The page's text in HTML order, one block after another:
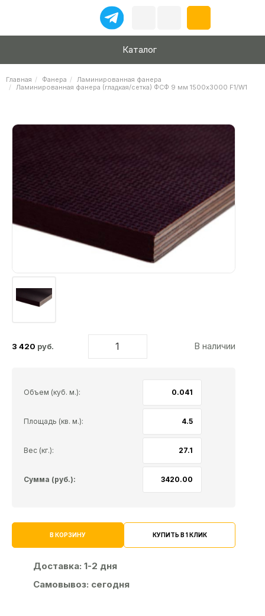
Каталог
Главная Фанера
Ламинированная фанера
Ламинированная фанера (гладкая/сетка) ФСФ 9 мм 1500х3000 F1/W1
3 420 руб. В наличии
Объем (куб. м.):
Площадь (кв. м.):
Вес (кг.):
Сумма (руб.):
В КОРЗИНУ КУПИТЬ В 1 КЛИК
Доставка: 1-2 дня
Самовывоз: сегодня